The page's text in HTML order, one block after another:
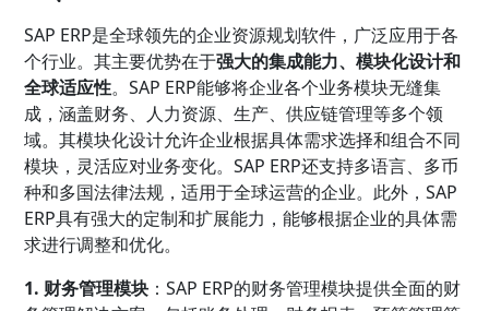
SAP ERP是全球领先的企业资源规划软件，广泛应用于各
个行业。其主要优势在于强大的集成能力、模块化设计和
全球适应性。SAP ERP能够将企业各个业务模块无缝集
成，涵盖财务、人力资源、生产、供应链管理等多个领
域。其模块化设计允许企业根据具体需求选择和组合不同
模块，灵活应对业务变化。SAP ERP还支持多语言、多币
种和多国法律法规，适用于全球运营的企业。此外，SAP
ERP具有强大的定制和扩展能力，能够根据企业的具体需
求进行调整和优化。
1. 财务管理模块 ：SAP ERP的财务管理模块提供全面的财